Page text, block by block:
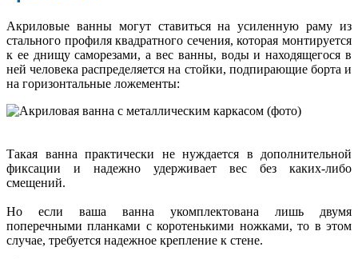
Акриловые ванны могут ставиться на усиленную раму из
стального профиля квадратного сечения, которая монтируется
к ее днищу саморезами, а вес ванны, воды и находящегося в
ней человека распределяется на стойки, подпирающие борта и
на горизонтальные ложементы:
Такая ванна практически не нуждается в дополнительной
фиксации и надежно удерживает вес без каких-либо
смещений.
Но если ваша ванна укомплектована лишь двумя
поперечными планками с коротенькими ножками, то в этом
случае, требуется надежное крепление к стене.